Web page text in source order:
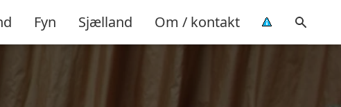
Fyn Sjælland Om / kontakt